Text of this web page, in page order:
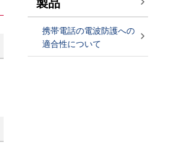
製品
携帯電話の電波防護への
適合性について